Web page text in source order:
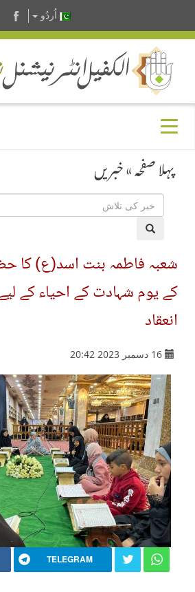
اُردُو
پہلا صفحہ»خبریں
شعبہ فاطمہ بنت اسد(ع) کا
کے یوم شہادت کے احیاء کے
انعقاد
16 دسمبر 2023 20:42
TELEGRAM